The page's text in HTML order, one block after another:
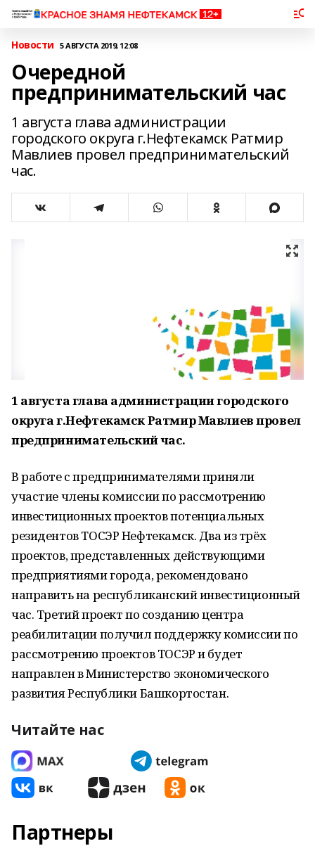
Новости 5 АВГУСТА 2019, 12:08
Очередной
предпринимательский час
1 августа глава администрации
городского округа г.Нефтекамск Ратмир
Мавлиев провел предпринимательский
час.
1 августа глава администрации городского
округа г.Нефтекамск Ратмир Мавлиев провел
предпринимательский час.
В работе с предпринимателями приняли
участие члены комиссии по рассмотрению
инвестиционных проектов потенциальных
резидентов ТОСЭР Нефтекамск. Два из трёх
проектов, представленных действующими
предприятиями города, рекомендовано
направить на республиканский инвестиционный
час. Третий проект по созданию центра
реабилитации получил поддержку комиссии по
рассмотрению проектов ТОСЭР и будет
направлен в Министерство экономического
развития Республики Башкортостан.
Читайте нас
Партнеры